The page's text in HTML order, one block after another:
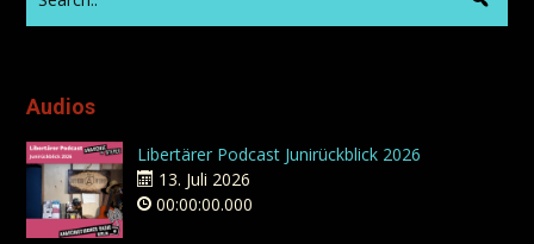
Audios
Libertärer Podcast Junirückblick 2026
13. Juli 2026
00:00:00.000